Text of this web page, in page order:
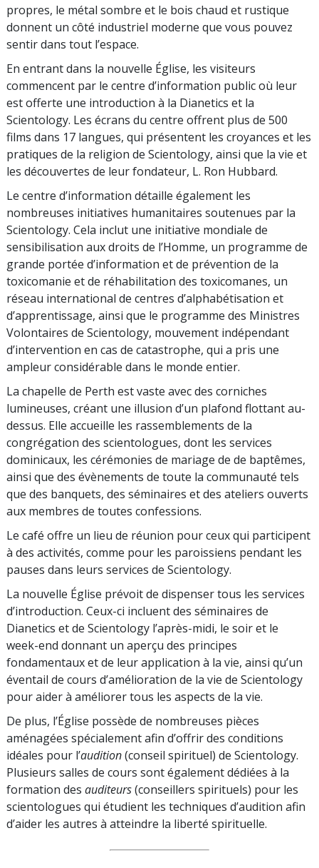
propres, le métal sombre et le bois chaud et rustique
donnent un côté industriel moderne que vous pouvez
sentir dans tout l’espace.
En entrant dans la nouvelle Église, les visiteurs
commencent par le centre d’information public où leur
est offerte une introduction à la Dianetics et la
Scientology. Les écrans du centre offrent plus de 500
films dans 17 langues, qui présentent les croyances et les
pratiques de la religion de Scientology, ainsi que la vie et
les découvertes de leur fondateur, L. Ron Hubbard.
Le centre d’information détaille également les
nombreuses initiatives humanitaires soutenues par la
Scientology. Cela inclut une initiative mondiale de
sensibilisation aux droits de l’Homme, un programme de
grande portée d’information et de prévention de la
toxicomanie et de réhabilitation des toxicomanes, un
réseau international de centres d’alphabétisation et
d’apprentissage, ainsi que le programme des Ministres
Volontaires de Scientology, mouvement indépendant
d’intervention en cas de catastrophe, qui a pris une
ampleur considérable dans le monde entier.
La chapelle de Perth est vaste avec des corniches
lumineuses, créant une illusion d’un plafond flottant au-
dessus. Elle accueille les rassemblements de la
congrégation des scientologues, dont les services
dominicaux, les cérémonies de mariage de de baptêmes,
ainsi que des évènements de toute la communauté tels
que des banquets, des séminaires et des ateliers ouverts
aux membres de toutes confessions.
Le café offre un lieu de réunion pour ceux qui participent
à des activités, comme pour les paroissiens pendant les
pauses dans leurs services de Scientology.
La nouvelle Église prévoit de dispenser tous les services
d’introduction. Ceux-ci incluent des séminaires de
Dianetics et de Scientology l’après-midi, le soir et le
week-end donnant un aperçu des principes
fondamentaux et de leur application à la vie, ainsi qu’un
éventail de cours d’amélioration de la vie de Scientology
pour aider à améliorer tous les aspects de la vie.
De plus, l’Église possède de nombreuses pièces
aménagées spécialement afin d’offrir des conditions
idéales pour l’audition(conseil spirituel) de Scientology.
Plusieurs salles de cours sont également dédiées à la
formation des auditeurs(conseillers spirituels) pour les
scientologues qui étudient les techniques d’audition afin
d’aider les autres à atteindre la liberté spirituelle.